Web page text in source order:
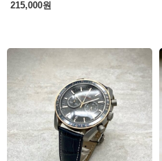
215,000원